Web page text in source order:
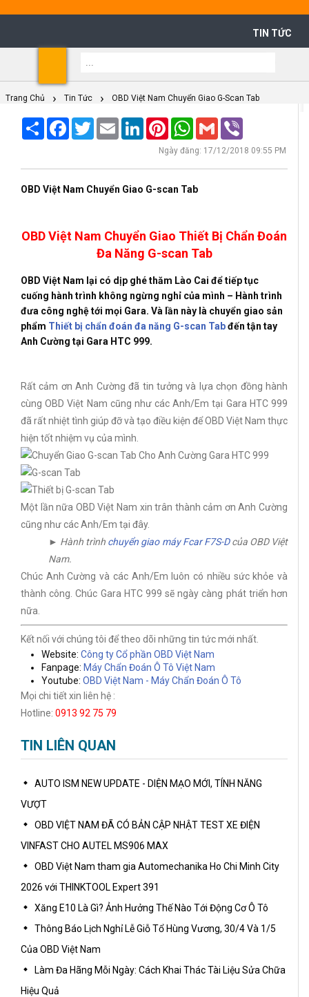
TIN TỨC
Trang Chủ Tin Tức OBD Việt Nam Chuyển Giao G-Scan Tab
Share Facebook
TwitterEmail LinkedInPinterestWhatsApp
Gmail
Ngày đăng: 17/12/2018 09:55 PM
OBD Việt Nam Chuyển Giao G-scan Tab
OBD Việt Nam Chuyển Giao Thiết Bị Chẩn Đoán
Đa Năng G-scan Tab
OBD Việt Nam lại có dịp ghé thăm Lào Cai để tiếp tục
cuống hành trình không ngừng nghỉ của mình – Hành trình
đưa công nghệ tới mọi Gara. Và lần này là chuyển giao sản
phẩm Thiết bị chẩn đoán đa năng G-scan Tabđến tận tay
Anh Cường tại Gara HTC 999.
Rất cảm ơn Anh Cường đã tin tưởng và lựa chọn đồng hành
cùng OBD Việt Nam cũng như các Anh/Em tại Gara HTC 999
đã rất nhiệt tình giúp đỡ và tạo điều kiện để OBD Việt Nam thực
hiện tốt nhiệm vụ của mình.
Một lần nữa OBD Việt Nam xin trân thành cảm ơn Anh Cường
cũng như các Anh/Em tại đây.
► Hành trình chuyển giao máy Fcar F7S-Dcủa OBD Việt
Nam.
Chúc Anh Cường và các Anh/Em luôn có nhiều sức khỏe và
thành công. Chúc Gara HTC 999 sẽ ngày càng phát triển hơn
nữa.
Kết nối với chúng tôi để theo dõi những tin tức mới nhất.
Website: Công ty Cổ phần OBD Việt Nam
Fanpage: Máy Chẩn Đoán Ô Tô Việt Nam
Youtube: OBD Việt Nam - Máy Chẩn Đoán Ô Tô
Mọi chi tiết xin liên hệ :
Hotline: 0913 92 75 79
TIN LIÊN QUAN
AUTO ISM NEW UPDATE - DIỆN MẠO MỚI, TÍNH NĂNG
VƯỢT
OBD VIỆT NAM ĐÃ CÓ BẢN CẬP NHẬT TEST XE ĐIỆN
VINFAST CHO AUTEL MS906 MAX
OBD Việt Nam tham gia Automechanika Ho Chi Minh City
2026 với THINKTOOL Expert 391
Xăng E10 Là Gì? Ảnh Hưởng Thế Nào Tới Động Cơ Ô Tô
Thông Báo Lịch Nghỉ Lễ Giỗ Tổ Hùng Vương, 30/4 Và 1/5
Của OBD Việt Nam
Làm Đa Hãng Mỗi Ngày: Cách Khai Thác Tài Liệu Sửa Chữa
Hiệu Quả